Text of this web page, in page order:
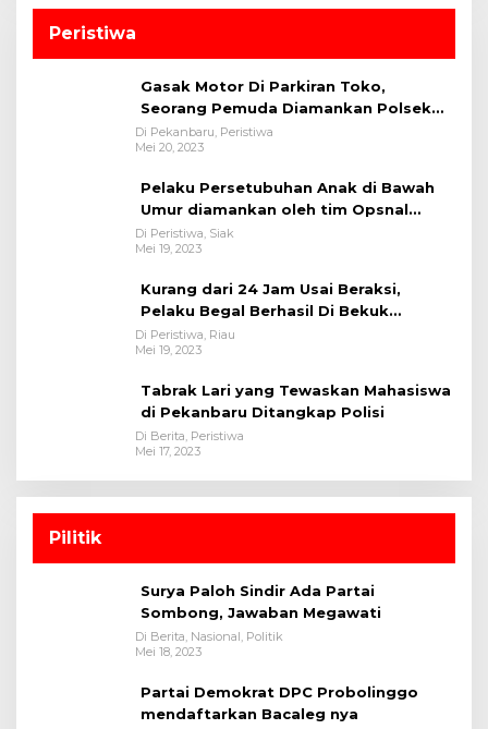
Peristiwa
Gasak Motor Di Parkiran Toko,
Seorang Pemuda Diamankan Polsek
Bukit Raya
Di Pekanbaru, Peristiwa
Mei 20, 2023
Pelaku Persetubuhan Anak di Bawah
Umur diamankan oleh tim Opsnal
Polsek Tualang-Polres Siak-Polda Riau
Di Peristiwa, Siak
Mei 19, 2023
Kurang dari 24 Jam Usai Beraksi,
Pelaku Begal Berhasil Di Bekuk
Satreskrim Polres Kuansing
Di Peristiwa, Riau
Mei 19, 2023
Tabrak Lari yang Tewaskan Mahasiswa
di Pekanbaru Ditangkap Polisi
Di Berita, Peristiwa
Mei 17, 2023
Pilitik
Surya Paloh Sindir Ada Partai
Sombong, Jawaban Megawati
Di Berita, Nasional, Politik
Mei 18, 2023
Partai Demokrat DPC Probolinggo
mendaftarkan Bacaleg nya